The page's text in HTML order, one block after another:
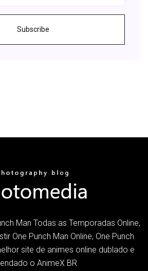
Subscribe
Man Todas as Temporadas Online,
One Punch Man Online, One Punch
site de animes online dublado e
o AnimeX BR